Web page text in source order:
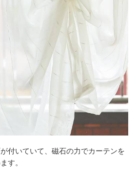
付いていて、磁石の力でカーテンを
す。